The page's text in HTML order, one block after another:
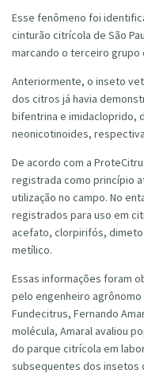
Esse fenômeno foi
cinturão citrícola de São
marcando o terceiro grupo
Anteriormente, o inseto
dos citros já havia
bifentrina e imidacloprido,
neonicotinoides,
De acordo com a
registrada como princípio
utilização no campo. No
registrados para uso em
acefato, clorpirifós,
metílico.
Essas informações foram
pelo engenheiro agrônomo
Fundecitrus, Fernando
molécula, Amaral avaliou
do parque citrícola em
subsequentes dos insetos